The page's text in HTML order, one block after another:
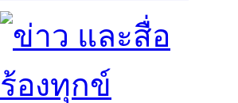
ร้องทุกข์